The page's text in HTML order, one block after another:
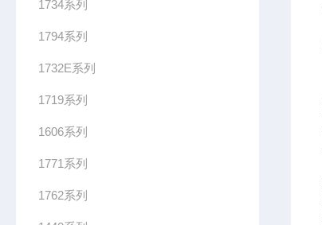
1734系列
1794系列
1732E系列
1719系列
1606系列
1771系列
1762系列